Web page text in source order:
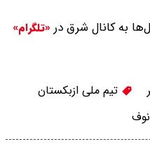
به کانال شرق در «تلگرام»
تیم ملی ازبکستان